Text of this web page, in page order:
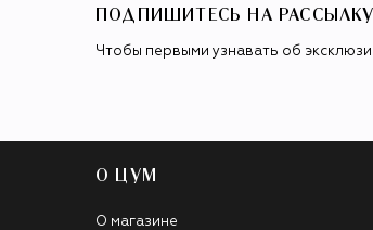
ПОДПИШИТЕСЬ НА РАССЫЛКУ
Чтобы первыми узнавать об
О ЦУМ
О магазине